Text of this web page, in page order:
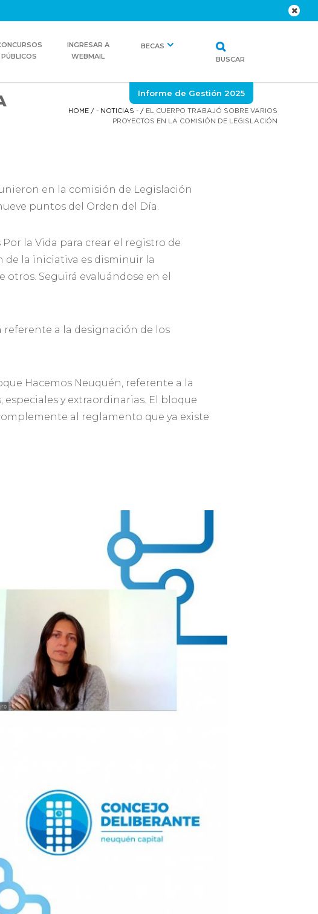
PÚBLICOS
INGRESAR A
WEBMAIL
BECAS
BUSCAR
Informe de Gestión 2025
HOME/ - NOTICIAS -/ EL CUERPO TRABAJÓ SOBRE VARIOS
PROYECTOS EN LA COMISIÓN DE LEGISLACIÓN
en la comisión de Legislación
puntos del Orden del Día.
la Vida para crear el registro de
de la iniciativa es disminuir la
Seguirá evaluándose en el
a la designación de los
Hacemos Neuquén, referente a la
especiales y extraordinarias. El bloque
al reglamento que ya existe